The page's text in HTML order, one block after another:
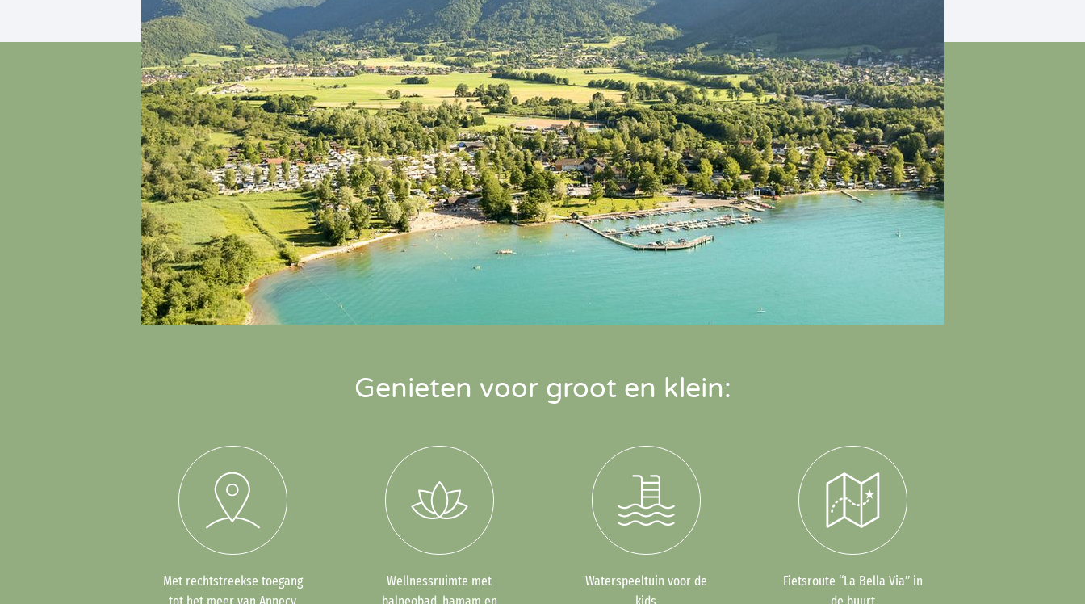
Genieten voor groot en klein:
Met rechtstreekse toegang
Wellnessruimte met
Waterspeeltuin voor de
Fietsroute “La Bella Via” in